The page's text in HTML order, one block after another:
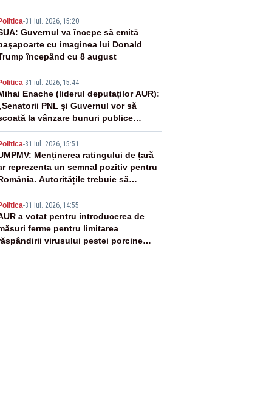
-31 iul. 2026, 15:20
Guvernul va începe să emită
cu imaginea lui Donald
începând cu 8 august
-31 iul. 2026, 15:44
Enache (liderul deputaților AUR):
PNL și Guvernul vor să
la vânzare bunuri publice
a stinge datoriile pentru
Pfizer!”
-31 iul. 2026, 15:51
Menținerea ratingului de țară
reprezenta un semnal pozitiv pentru
Autoritățile trebuie să
consolidarea stabilității
și financiare
-31 iul. 2026, 14:55
a votat pentru introducerea de
ferme pentru limitarea
virusului pestei porcine